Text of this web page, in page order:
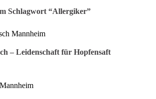
Schlagwort “Allergiker”
– Leidenschaft für Hopfensaft